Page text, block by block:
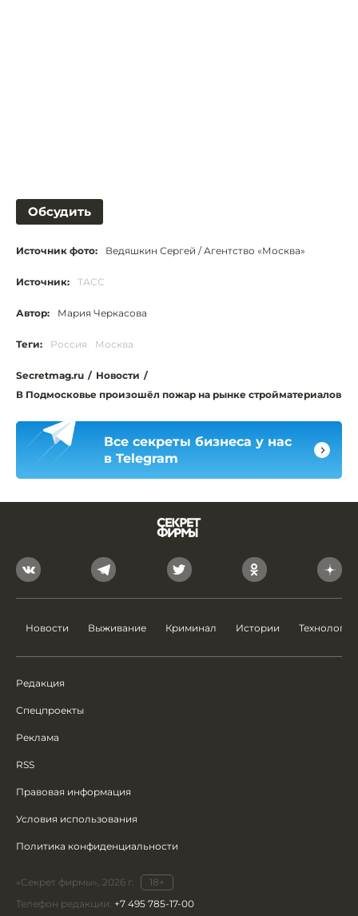
Обсудить
Источник фото: Ведяшкин Сергей / Агентство «Москва»
Источник: ТАСС
Автор: Мария Черкасова
Теги: Россия Москва
Secretmag.ru / Новости /
В Подмосковье произошёл пожар на рынке стройматериалов
Все секреты бизнеса у нас
в Telegram
Новости Выживание Криминал Истории Технологии
Редакция
Спецпроекты
Реклама
RSS
Правовая информация
Условия использования
Политика конфиденциальности
«Секрет фирмы», 2026 г.
18+
Телефон редакции: +7 495 785-17-00